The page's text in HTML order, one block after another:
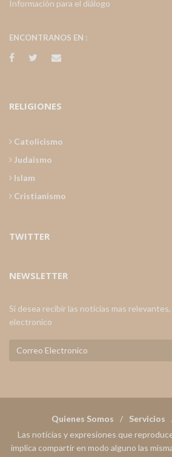
Información para el diálogo
ENCONTRANOS EN :
RELIGIONES
Catolicismo
Judaismo
Islam
Cristianismo
TWITTER
NEWSLETTER
Si desea recibir las noticias mas
electronico
Quienes Somos Servicios
Las noticias y expresiones que
implica compartir en modo alguno las